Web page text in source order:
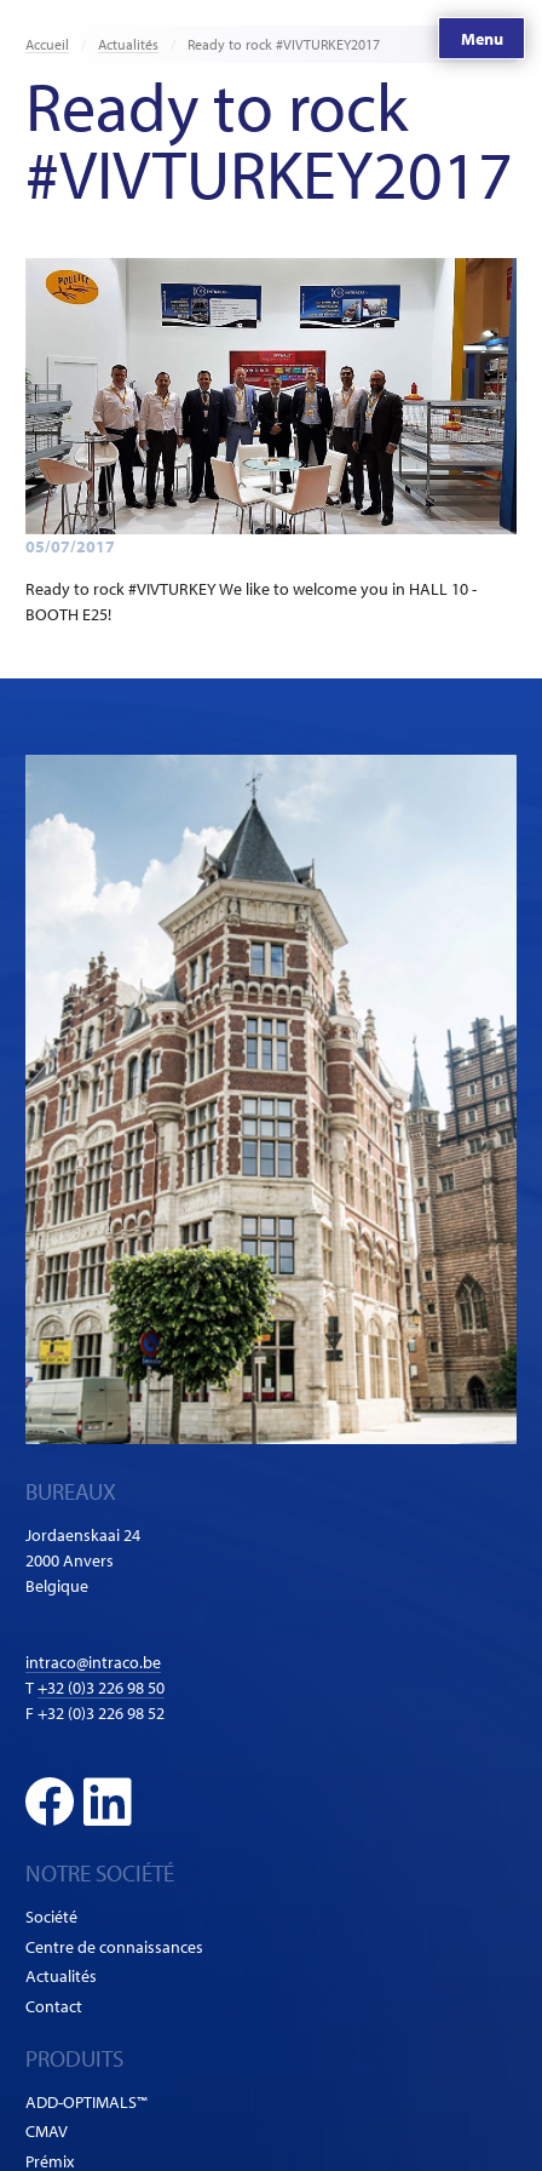
Menu
Accueil Actualités Ready to rock #VIVTURKEY2017
Ready to rock
#VIVTURKEY2017
05/07/2017
Ready to rock #VIVTURKEY We like to welcome you in HALL 10 -
BOOTH E25!
BUREAUX
Jordaenskaai 24
2000 Anvers
Belgique
intraco@intraco.be
T+32 (0)3 226 98 50
F +32 (0)3 226 98 52
NOTRE SOCIÉTÉ
Société
Centre de connaissances
Actualités
Contact
PRODUITS
ADD-OPTIMALS™
CMAV
Prémix